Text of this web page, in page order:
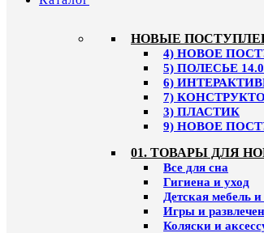
НОВЫЕ
4) НОВОЕ
5) ПОЛЕСЬЕ
6)
7)
3) ПЛАСТИК
9) НОВОЕ
01. ТОВАРЫ ДЛЯ
Все для сна
Гигиена и уход
Детская мебель и
Игры и
Коляски и